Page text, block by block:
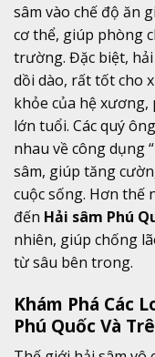
sâm vào chế độ ăn
cơ thể, giúp phòng
trường. Đặc biệt, hải
dồi dào, rất tốt cho
khỏe của hệ
lớn tuổi. Các quý
nhau về công dụng
sâm, giúp tăng
cuộc sống. Hơn thế
đến Hải sâm Phú
nhiên, giúp chống
từ sâu bên trong.
Khám Phá Các
Phú Quốc Và